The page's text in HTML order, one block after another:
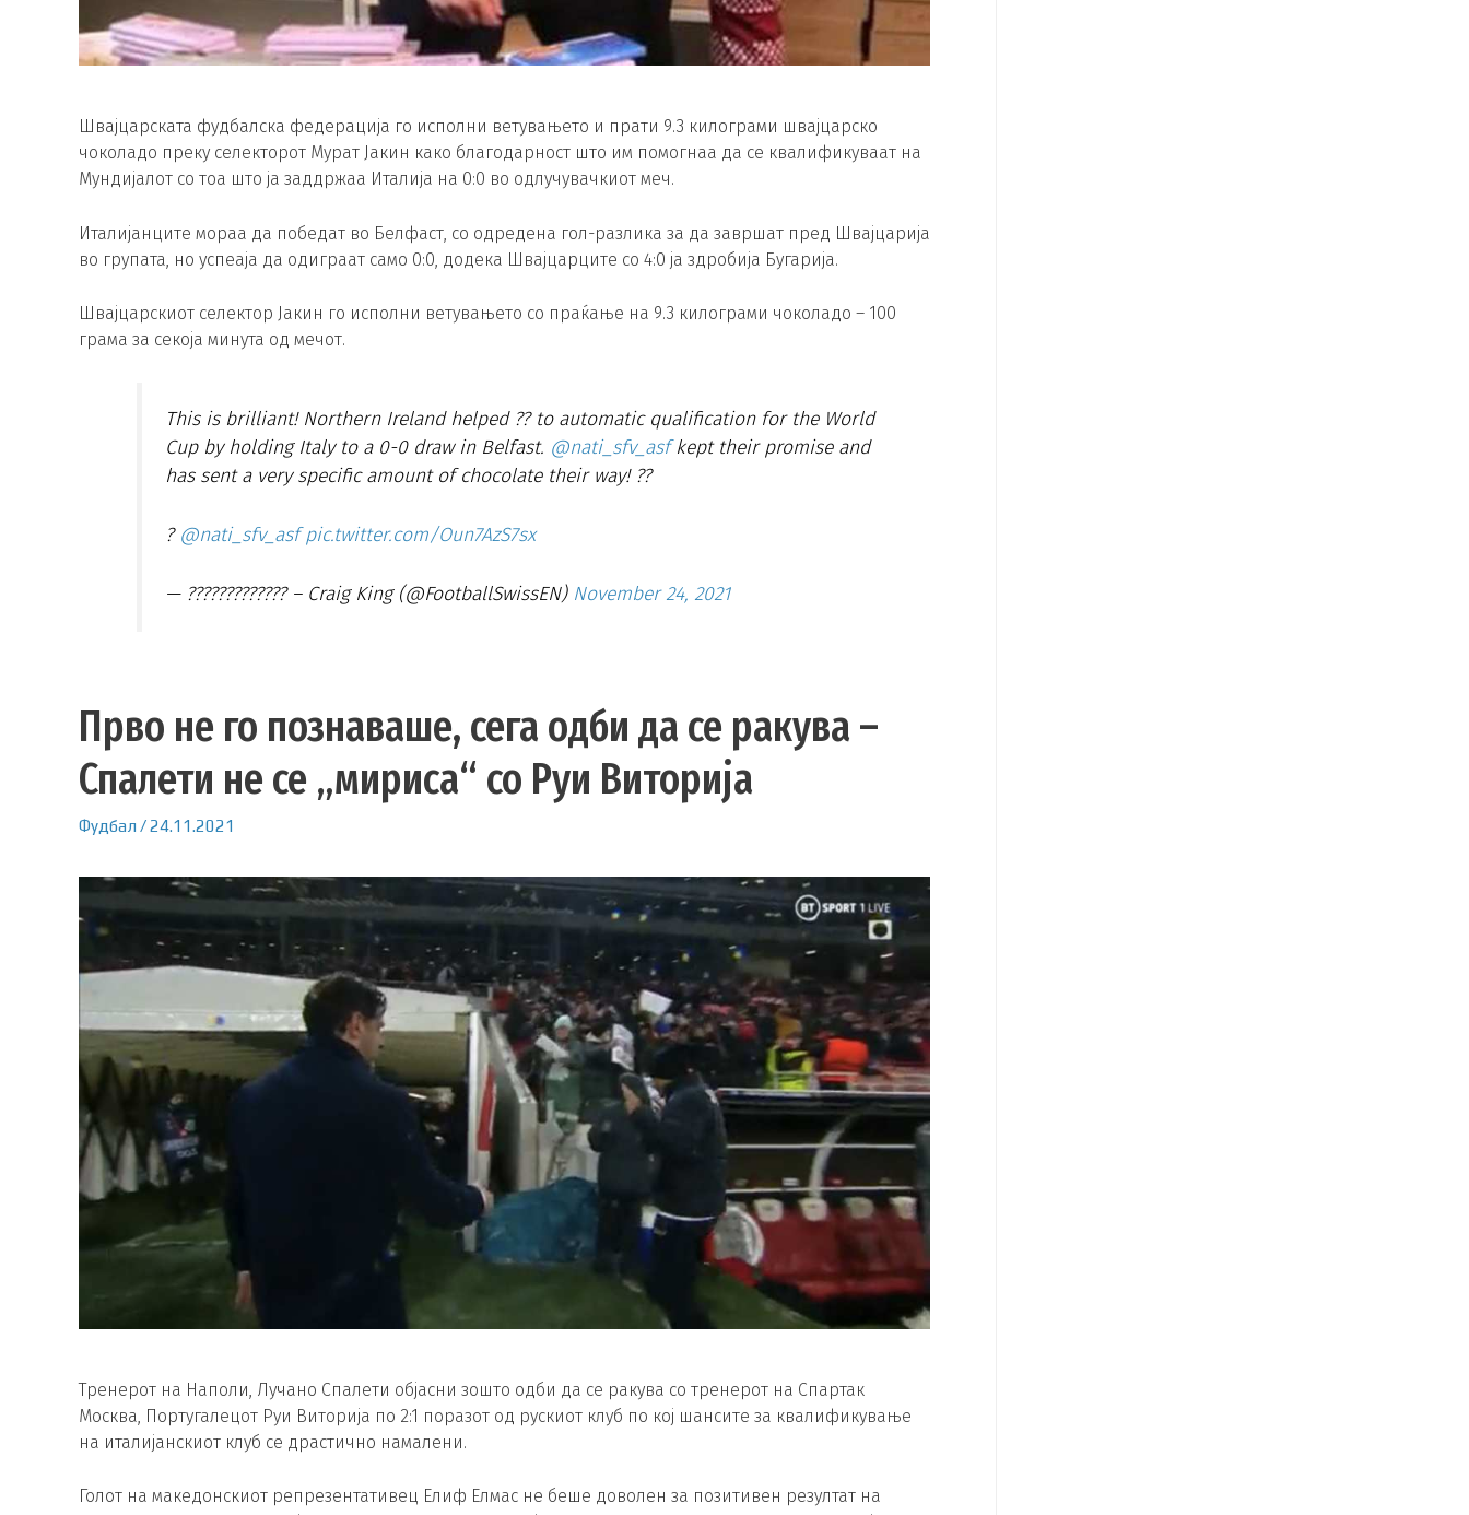
Швајцарската фудбалска федерација го исполни ветувањето и прати 9.3 килограми швајцарско
чоколадо преку селекторот Мурат Јакин како благодарност што им помогнаа да се квалификуваат на
Мундијалот со тоа што ја заддржаа Италија на 0:0 во одлучувачкиот меч.
Италијанците мораа да победат во Белфаст, со одредена гол-разлика за да завршат пред Швајцарија
во групата, но успеаја да одиграат само 0:0, додека Швајцарците со 4:0 ја здробија Бугарија.
Швајцарскиот селектор Јакин го исполни ветувањето со праќање на 9.3 килограми чоколадо – 100
грама за секоја минута од мечот.
This is brilliant! Northern Ireland helped ?? to automatic qualification for the World
Cup by holding Italy to a 0-0 draw in Belfast. @nati_sfv_asfkept their promise and
has sent a very specific amount of chocolate their way! ??
? @nati_sfv_asf pic.twitter.com/Oun7AzS7sx
— ????????????? – Craig King (@FootballSwissEN) November 24, 2021
Прво не го познаваше, сега одби да се ракува –
Спалети не се „мириса“ со Руи Виторија
Фудбал /24.11.2021
Тренерот на Наполи, Лучано Спалети објасни зошто одби да се ракува со тренерот на Спартак
Москва, Португалецот Руи Виторија по 2:1 поразот од рускиот клуб по кој шансите за квалификување
на италијанскиот клуб се драстично намалени.
Голот на македонскиот репрезентативец Елиф Елмас не беше доволен за позитивен резултат на